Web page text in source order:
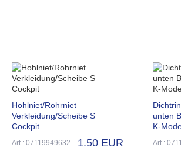
Hohlniet/Rohrniet
Verkleidung/Scheibe S
Cockpit
Art.: 07119949632 1.50 EUR
unten
K-
Art.: